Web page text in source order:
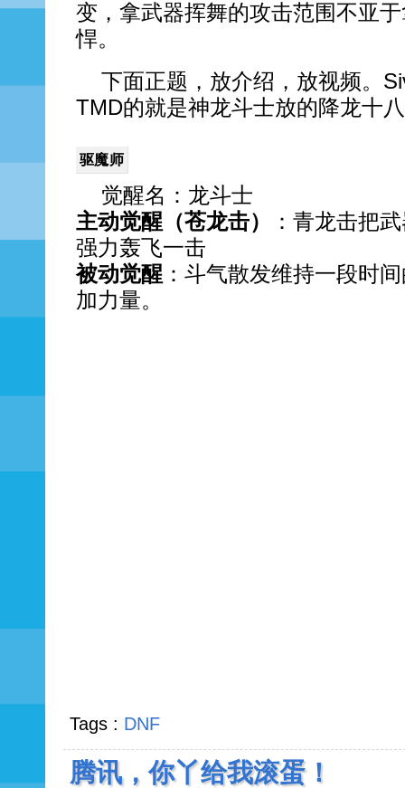
变，拿武器挥舞的攻击范围不亚
悍。
下面正题，放介绍，放视频。
TMD的就是神龙斗士放的降龙十
驱魔师
觉醒名：龙斗士
主动觉醒（苍龙击）
：青龙击把
强力轰飞一击
被动觉醒 ：斗气散发维持一段时
加力量。
Tags : DNF
腾讯，你丫给我滚蛋！